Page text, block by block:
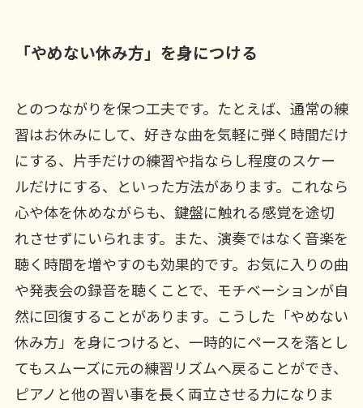
「やめない休み方」を身につける
とのつながりを保つ工夫です。たとえば、通常の練
習はお休みにして、好きな曲を気軽に弾く時間だけ
にする、片手だけの練習や指ならし程度のスケー
ルだけにする、といった方法があります。これなら
心や体を休めながらも、鍵盤に触れる感覚を途切
れさせずにいられます。また、演奏ではなく音楽を
聴く時間を増やすのも効果的です。お気に入りの曲
や発表会の録音を聴くことで、モチベーションが自
然に回復することがあります。こうした「やめない
休み方」を身につけると、一時的にペースを落とし
てもスムーズに元の練習リズムへ戻ることができ、
ピアノと他の習い事を長く両立させる力になりま